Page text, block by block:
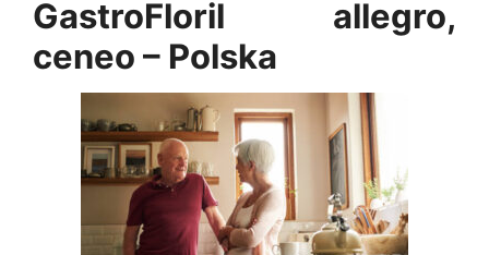
GastroFloril allegro,
ceneo – Polska